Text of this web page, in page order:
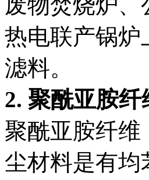
热电联产锅炉
滤料。
2. 聚酰亚胺纤
聚酰亚胺纤维
尘材料是有